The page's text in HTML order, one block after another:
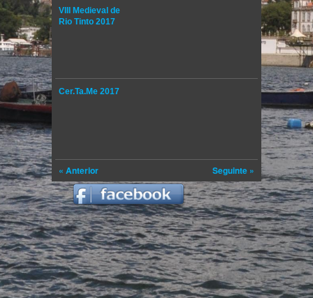
VIII Medieval de
Rio Tinto 2017
Cer.Ta.Me 2017
« Anterior Seguinte »